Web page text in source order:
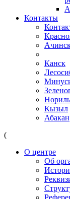
Контакты
Канск
Кызыл
Абакан
(
О центре
Об